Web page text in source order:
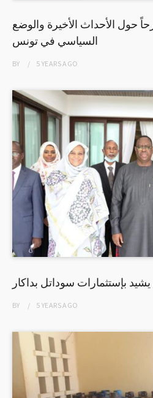
حول الأحداث الأخيرة والوضع
السياسي في تونس
BY 5 YEARSAGO
بإستثمارات سوداتل بداكار
BY 5 YEARSAGO